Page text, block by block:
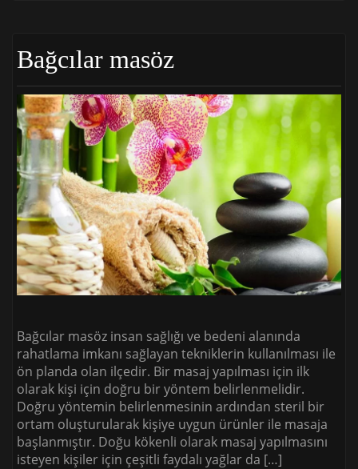
Bağcılar masöz
Bağcılar masöz insan sağlığı ve bedeni alanında
rahatlama imkanı sağlayan tekniklerin kullanılması ile
ön planda olan ilçedir. Bir masaj yapılması için ilk
olarak kişi için doğru bir yöntem belirlenmelidir.
Doğru yöntemin belirlenmesinin ardından steril bir
ortam oluşturularak kişiye uygun ürünler ile masaja
başlanmıştır. Doğu kökenli olarak masaj yapılmasını
isteyen kişiler için çeşitli faydalı yağlar da […]